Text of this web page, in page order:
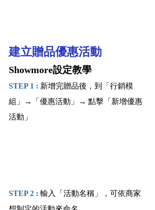
建立贈品優惠活動
Showmore設定教學
STEP 1 : 新增完贈品後，到「行銷模
組」→「優惠活動」→ 點擊「新增優惠
活動」
STEP 2 : 輸入「活動名稱」，可依商家